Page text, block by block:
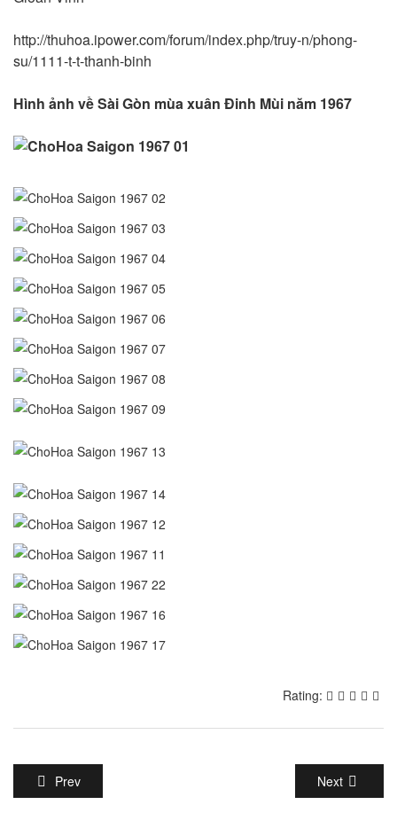
http://thuhoa.ipower.com/forum/index.php/truy-n/phong-
su/1111-t-t-thanh-binh
Hình ảnh về Sài Gòn mùa xuân Đinh Mùi năm 1967
Rating:
Prev Next